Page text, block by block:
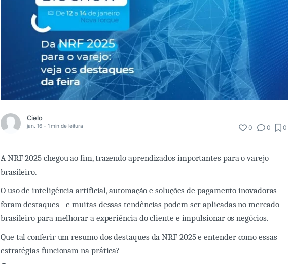
Cielo
jan. 16 - 1 min de leitura 0 0 0
A NRF 2025 chegou ao fim, trazendo aprendizados importantes para o varejo
brasileiro.
O uso de inteligência artificial, automação e soluções de pagamento inovadoras
foram destaques - e muitas dessas tendências podem ser aplicadas no mercado
brasileiro para melhorar a experiência do cliente e impulsionar os negócios.
Que tal conferir um resumo dos destaques da NRF 2025 e entender como essas
estratégias funcionam na prática?